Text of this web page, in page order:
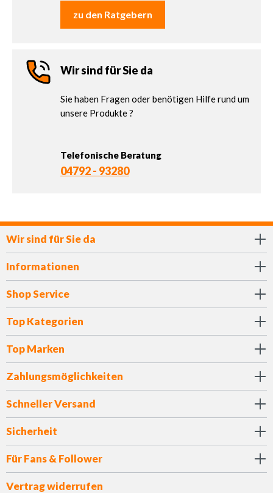
zu den Ratgebern
Wir sind für Sie da
Sie haben Fragen oder benötigen Hilfe rund um
unsere Produkte ?
Telefonische Beratung
04792 - 93280
Wir sind für Sie da
Informationen
Shop Service
Top Kategorien
Top Marken
Zahlungsmöglichkeiten
Schneller Versand
Sicherheit
Für Fans & Follower
Vertrag widerrufen